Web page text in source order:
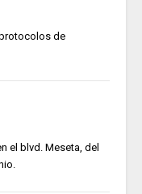
de
el blvd. Meseta, del